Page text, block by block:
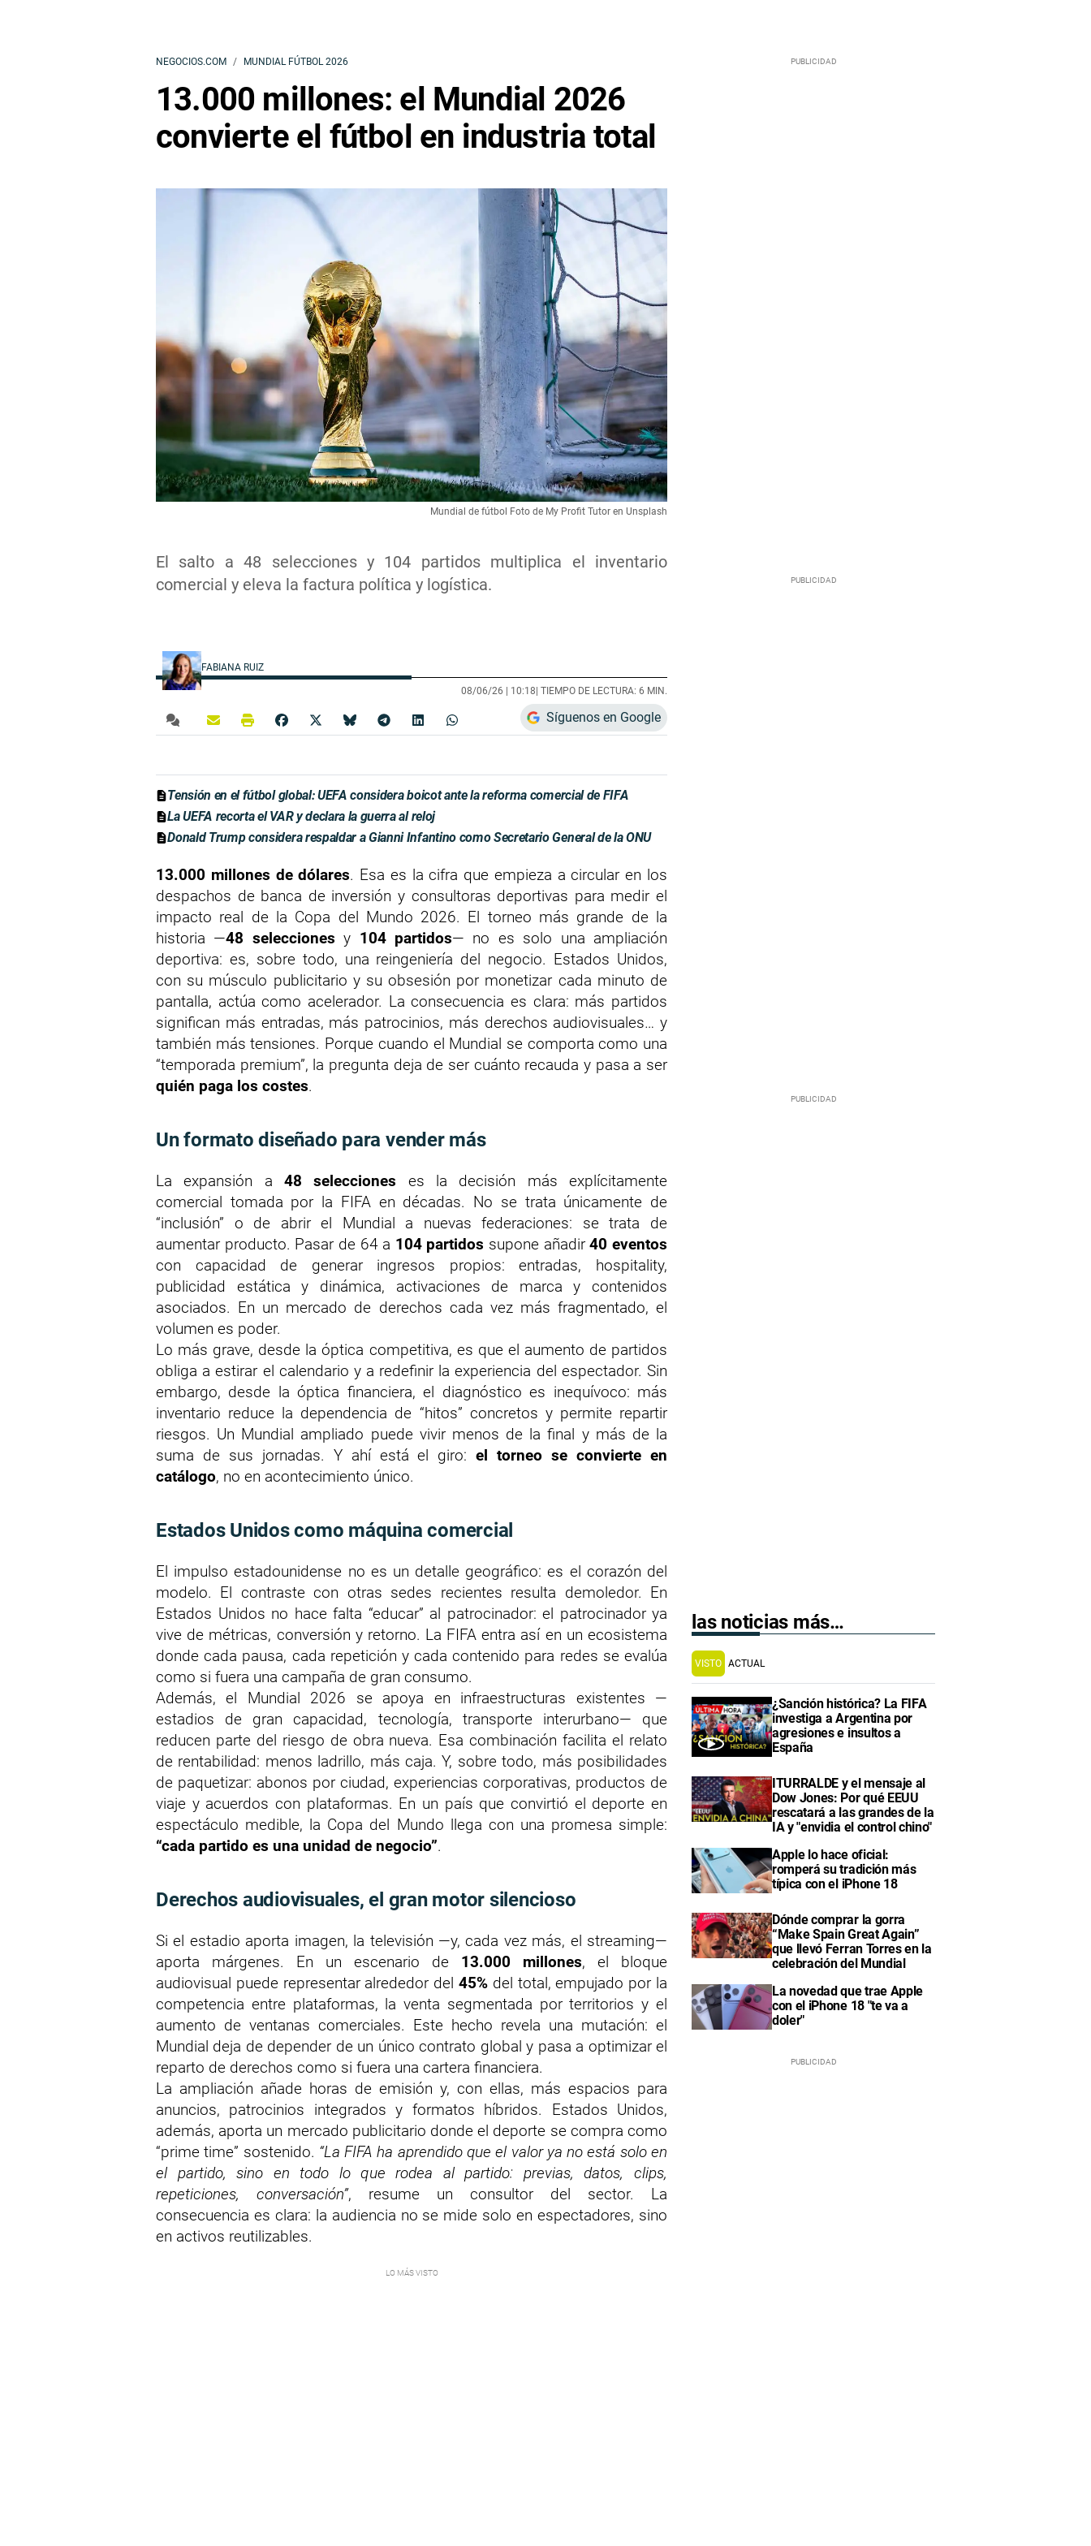
NEGOCIOS.COM MUNDIAL FÚTBOL 2026
13.000 millones: el Mundial 2026
convierte el fútbol en industria total
El salto a 48 selecciones y 104 partidos multiplica el inventario
comercial y eleva la factura política y logística.
Mundial de fútbol Foto de My Profit Tutor en Unsplash
FABIANA RUIZ
08/06/26 | 10:18 | TIEMPO DE LECTURA: 6 MIN.
Síguenos en Google
Tensión en el fútbol global: UEFA considera boicot ante la reforma comercial de FIFA
La UEFA recorta el VAR y declara la guerra al reloj
Donald Trump considera respaldar a Gianni Infantino como Secretario General de la ONU
13.000 millones de dólares. Esa es la cifra que empieza a circular en los
despachos de banca de inversión y consultoras deportivas para medir el
impacto real de la Copa del Mundo 2026. El torneo más grande de la
historia —48 selecciones y 104 partidos— no es solo una ampliación
deportiva: es, sobre todo, una reingeniería del negocio. Estados Unidos,
con su músculo publicitario y su obsesión por monetizar cada minuto de
pantalla, actúa como acelerador. La consecuencia es clara: más partidos
significan más entradas, más patrocinios, más derechos audiovisuales… y
también más tensiones. Porque cuando el Mundial se comporta como una
“temporada premium”, la pregunta deja de ser cuánto recauda y pasa a ser
quién paga los costes.
Un formato diseñado para vender más
La expansión a 48 selecciones es la decisión más explícitamente
comercial tomada por la FIFA en décadas. No se trata únicamente de
“inclusión” o de abrir el Mundial a nuevas federaciones: se trata de
aumentar producto. Pasar de 64 a 104 partidos supone añadir40 eventos
con capacidad de generar ingresos propios: entradas, hospitality,
publicidad estática y dinámica, activaciones de marca y contenidos
asociados. En un mercado de derechos cada vez más fragmentado, el
volumen es poder.
Lo más grave, desde la óptica competitiva, es que el aumento de partidos
obliga a estirar el calendario y a redefinir la experiencia del espectador. Sin
embargo, desde la óptica financiera, el diagnóstico es inequívoco: más
inventario reduce la dependencia de “hitos” concretos y permite repartir
riesgos. Un Mundial ampliado puede vivir menos de la final y más de la
suma de sus jornadas. Y ahí está el giro:el torneo se convierte en
catálogo, no en acontecimiento único.
Estados Unidos como máquina comercial
El impulso estadounidense no es un detalle geográfico: es el corazón del
modelo. El contraste con otras sedes recientes resulta demoledor. En
Estados Unidos no hace falta “educar” al patrocinador: el patrocinador ya
vive de métricas, conversión y retorno. La FIFA entra así en un ecosistema
donde cada pausa, cada repetición y cada contenido para redes se evalúa
como si fuera una campaña de gran consumo.
Además, el Mundial 2026 se apoya en infraestructuras existentes —
estadios de gran capacidad, tecnología, transporte interurbano— que
reducen parte del riesgo de obra nueva. Esa combinación facilita el relato
de rentabilidad: menos ladrillo, más caja. Y, sobre todo, más posibilidades
de paquetizar: abonos por ciudad, experiencias corporativas, productos de
viaje y acuerdos con plataformas. En un país que convirtió el deporte en
espectáculo medible, la Copa del Mundo llega con una promesa simple:
“cada partido es una unidad de negocio”.
Derechos audiovisuales, el gran motor silencioso
Si el estadio aporta imagen, la televisión —y, cada vez más, el streaming—
aporta márgenes. En un escenario de 13.000 millones, el bloque
audiovisual puede representar alrededor del 45% del total, empujado por la
competencia entre plataformas, la venta segmentada por territorios y el
aumento de ventanas comerciales. Este hecho revela una mutación: el
Mundial deja de depender de un único contrato global y pasa a optimizar el
reparto de derechos como si fuera una cartera financiera.
La ampliación añade horas de emisión y, con ellas, más espacios para
anuncios, patrocinios integrados y formatos híbridos. Estados Unidos,
además, aporta un mercado publicitario donde el deporte se compra como
“prime time” sostenido. “La FIFA ha aprendido que el valor ya no está solo en
el partido, sino en todo lo que rodea al partido: previas, datos, clips,
repeticiones, conversación”, resume un consultor del sector. La
consecuencia es clara: la audiencia no se mide solo en espectadores, sino
en activos reutilizables.
las noticias más…
VISTO ACTUAL
¿Sanción histórica? La FIFA
investiga a Argentina por
agresiones e insultos a
España
ITURRALDE y el mensaje al
Dow Jones: Por qué EEUU
rescatará a las grandes de la
IA y "envidia el control chino"
Apple lo hace oficial:
romperá su tradición más
típica con el iPhone 18
Dónde comprar la gorra
“Make Spain Great Again”
que llevó Ferran Torres en la
celebración del Mundial
La novedad que trae Apple
con el iPhone 18 "te va a
doler"